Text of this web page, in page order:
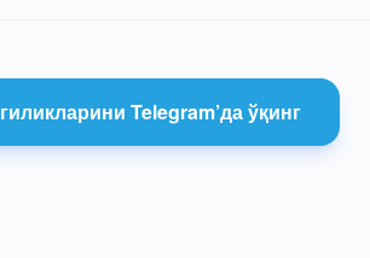
Telegram’да ўқинг